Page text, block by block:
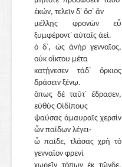
ἑκών, τελεῖν δ᾽ ὅσ᾽ ἂν
μέλλῃς φρονῶν εὖ
ξυμφέροντ᾽ αὐταῖς ἀεί.
ὁ δ᾽, ὡς ἀνὴρ γενναῖος,
οὐκ οἴκτου μέτα
κατῄνεσεν τάδ᾽ ὅρκιος
δράσειν ξένῳ.
ὅπως δὲ ταῦτ᾽ ἔδρασεν,
εὐθὺς Οἰδίπους
ψαύσας ἀμαυραῖς χερσὶν
ὧν παίδων λέγει·
ὦ παῖδε, τλάσας χρὴ τὸ
γενναῖον φρενὶ